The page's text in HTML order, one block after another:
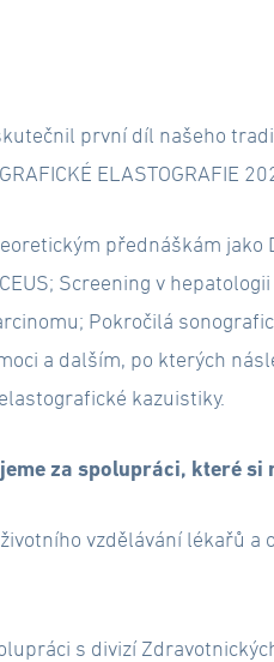
první díl našeho
ELASTOGRAFIE
přednáškám jako
Screening v
Pokročilá
a dalším, po kterých
kazuistiky.
za spolupráci, které si
vzdělávání lékařů a
s divizí